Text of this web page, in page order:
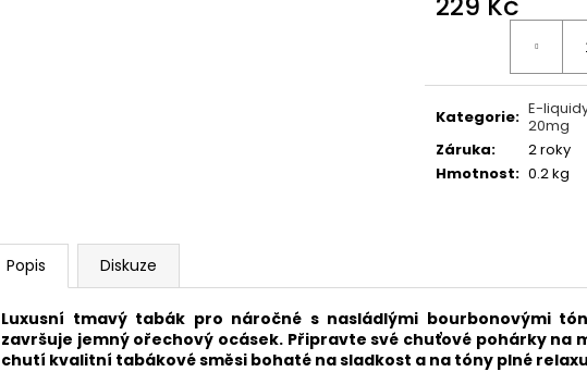
Kategorie: E-
20mg
Záruka:
2 roky
Hmotnost: 0.2 kg
Popis Diskuze
Luxusní tmavý tabák pro náročné s nasládlými bourbonovými
završuje jemný ořechový ocásek. Připravte své chuťové pohárky na
chutí kvalitní tabákové směsi bohaté na sladkost a na tóny plné